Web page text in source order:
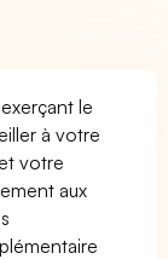
le
à votre
votre
aux